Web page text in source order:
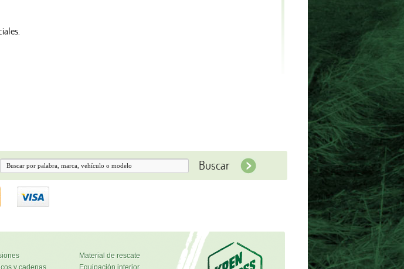
Material de rescate
y cadenas Equipación interior